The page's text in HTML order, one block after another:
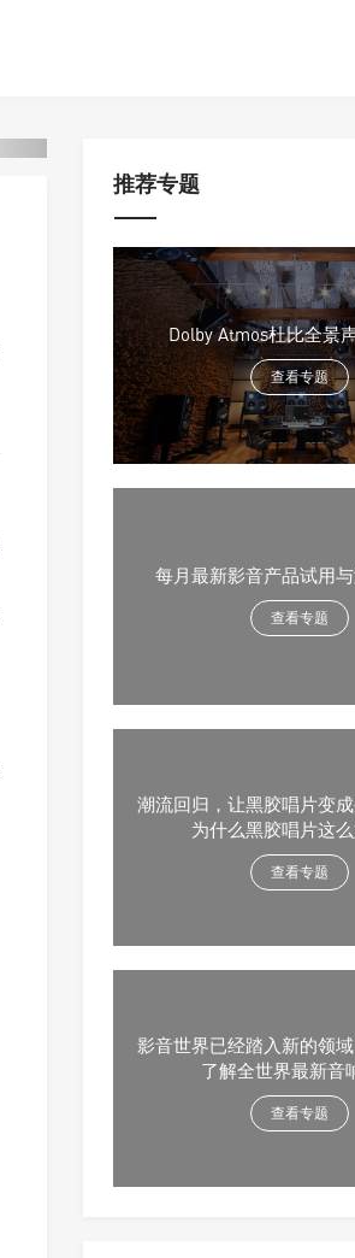
推荐专题
Dolby Atmos杜比全景
查看专题
每月最新影音产品试用与
查看专题
潮流回归，让黑胶唱片变
为什么黑胶唱片这么
查看专题
影音世界已经踏入新的领
了解全世界最新音
查看专题